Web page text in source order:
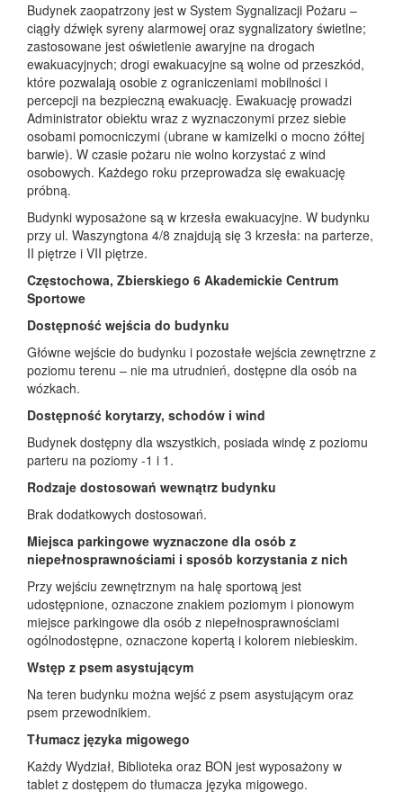
Budynek zaopatrzony jest w System Sygnalizacji Pożaru –
ciągły dźwięk syreny alarmowej oraz sygnalizatory świetlne;
zastosowane jest oświetlenie awaryjne na drogach
ewakuacyjnych; drogi ewakuacyjne są wolne od przeszkód,
które pozwalają osobie z ograniczeniami mobilności i
percepcji na bezpieczną ewakuację. Ewakuację prowadzi
Administrator obiektu wraz z wyznaczonymi przez siebie
osobami pomocniczymi (ubrane w kamizelki o mocno żółtej
barwie). W czasie pożaru nie wolno korzystać z wind
osobowych. Każdego roku przeprowadza się ewakuację
próbną.
Budynki wyposażone są w krzesła ewakuacyjne. W budynku
przy ul. Waszyngtona 4/8 znajdują się 3 krzesła: na parterze,
II piętrze i VII piętrze.
Częstochowa, Zbierskiego 6 Akademickie Centrum
Sportowe
Dostępność wejścia do budynku
Główne wejście do budynku i pozostałe wejścia zewnętrzne z
poziomu terenu – nie ma utrudnień, dostępne dla osób na
wózkach.
Dostępność korytarzy, schodów i wind
Budynek dostępny dla wszystkich, posiada windę z poziomu
parteru na poziomy -1 i 1.
Rodzaje dostosowań wewnątrz budynku
Brak dodatkowych dostosowań.
Miejsca parkingowe wyznaczone dla osób z
niepełnosprawnościami i sposób korzystania z nich
Przy wejściu zewnętrznym na halę sportową jest
udostępnione, oznaczone znakiem poziomym i pionowym
miejsce parkingowe dla osób z niepełnosprawnościami
ogólnodostępne, oznaczone kopertą i kolorem niebieskim.
Wstęp z psem asystującym
Na teren budynku można wejść z psem asystującym oraz
psem przewodnikiem.
Tłumacz języka migowego
Każdy Wydział, Biblioteka oraz BON jest wyposażony w
tablet z dostępem do tłumacza języka migowego.